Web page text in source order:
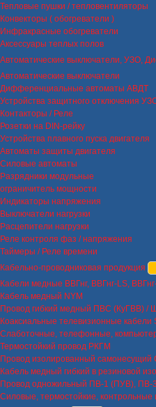
Тепловые пушки / тепловентиляторы
Конвекторы ( обогреватели )
Инфракрасные обогреватели
Аксессуары теплых полов
Автоматические выключатели, УЗО,
Автоматические выключатели
Дифференциальные автоматы АВДТ
Устройства защитного отключения
Контакторы / Реле
Розетки на DIN-рейку
Устройства плавного пуска двигателя
Автоматы защиты двигателя
Силовые автоматы
Разрядники модульные
ограничитель мощности
Индикаторы напряжения
Выключатели нагрузки
Расцепители нагрузки
Реле контроля фаз / напряжения
Таймеры / Реле времени
Кабельно-проводниковая продукция
Кабели медные ВВГнг, ВВГнг-LS,
Кабель медный NYM
Провод гибкий медный ПВС (КуГВВ) /
Коаксиальные телевизионные кабели
Слаботочные, телефонные,
Термостойкий провод РКГМ
Провод изолированный
Кабель медный гибкий в резиновой
Провод одножильный ПВ-1 (ПУВ),
Силовые, термостойкие, контрольные